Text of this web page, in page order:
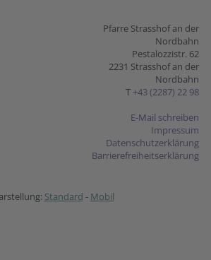
Pfarre Strasshof an der
Nordbahn
Pestalozzistr. 62
2231 Strasshof an der
Nordbahn
T +43 (2287) 22 98
E-Mail schreiben
Impressum
Datenschutzerklärung
Barrierefreiheitserklärung
Standard - Mobil